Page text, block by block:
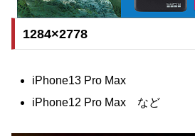
1284×2778
iPhone13 Pro Max
iPhone12 Pro Max など